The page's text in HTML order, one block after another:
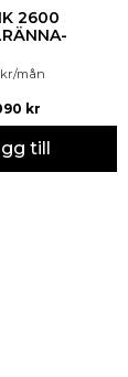
2600
kr/mån
kr
till